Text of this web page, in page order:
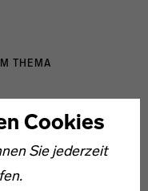
Cookies
Sie jederzeit
THEMA